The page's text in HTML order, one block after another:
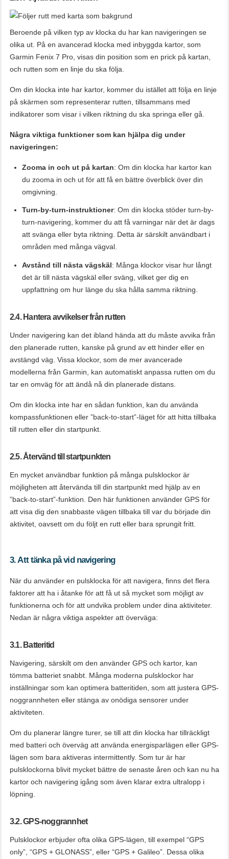
Beroende på vilken typ av klocka du har kan navigeringen se
olika ut. På en avancerad klocka med inbyggda kartor, som
Garmin Fenix 7 Pro, visas din position som en prick på kartan,
och rutten som en linje du ska följa.
Om din klocka inte har kartor, kommer du istället att följa en linje
på skärmen som representerar rutten, tillsammans med
indikatorer som visar i vilken riktning du ska springa eller gå.
Några viktiga funktioner som kan hjälpa dig under
navigeringen:
Zooma in och ut på kartan: Om din klocka har kartor kan
du zooma in och ut för att få en bättre överblick över din
omgivning.
Turn-by-turn-instruktioner: Om din klocka stöder turn-by-
turn-navigering, kommer du att få varningar när det är dags
att svänga eller byta riktning. Detta är särskilt användbart i
områden med många vägval.
Avstånd till nästa vägskäl: Många klockor visar hur långt
det är till nästa vägskäl eller sväng, vilket ger dig en
uppfattning om hur länge du ska hålla samma riktning.
2.4. Hantera avvikelser från rutten
Under navigering kan det ibland hända att du måste avvika från
den planerade rutten, kanske på grund av ett hinder eller en
avstängd väg. Vissa klockor, som de mer avancerade
modellerna från Garmin, kan automatiskt anpassa rutten om du
tar en omväg för att ändå nå din planerade distans.
Om din klocka inte har en sådan funktion, kan du använda
kompassfunktionen eller ”back-to-start”-läget för att hitta tillbaka
till rutten eller din startpunkt.
2.5. Återvänd till startpunkten
En mycket användbar funktion på många pulsklockor är
möjligheten att återvända till din startpunkt med hjälp av en
”back-to-start”-funktion. Den här funktionen använder GPS för
att visa dig den snabbaste vägen tillbaka till var du började din
aktivitet, oavsett om du följt en rutt eller bara sprungit fritt.
3. Att tänka på vid navigering
När du använder en pulsklocka för att navigera, finns det flera
faktorer att ha i åtanke för att få ut så mycket som möjligt av
funktionerna och för att undvika problem under dina aktiviteter.
Nedan är några viktiga aspekter att överväga:
3.1. Batteritid
Navigering, särskilt om den använder GPS och kartor, kan
tömma batteriet snabbt. Många moderna pulsklockor har
inställningar som kan optimera batteritiden, som att justera GPS-
noggrannheten eller stänga av onödiga sensorer under
aktiviteten.
Om du planerar längre turer, se till att din klocka har tillräckligt
med batteri och överväg att använda energisparlägen eller GPS-
lägen som bara aktiveras intermittently. Som tur är har
pulsklockorna blivit mycket bättre de senaste åren och kan nu ha
kartor och navigering igång som även klarar extra ultralopp i
löpning.
3.2. GPS-noggrannhet
Pulsklockor erbjuder ofta olika GPS-lägen, till exempel “GPS
only”, “GPS + GLONASS”, eller “GPS + Galileo”. Dessa olika